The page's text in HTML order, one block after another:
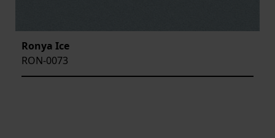
Ronya Ice
RON-0073